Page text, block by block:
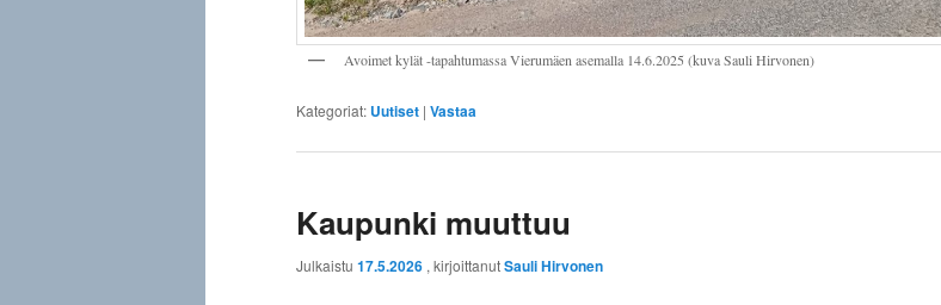
Avoimet kylät -tapahtumassa Vierumäen asemalla 14.6.2025 (kuva Sauli Hirvonen)
Kategoriat: Uutiset | Vastaa
Kaupunki muuttuu
Julkaistu 17.5.2026 , kirjoittanutSauli Hirvonen